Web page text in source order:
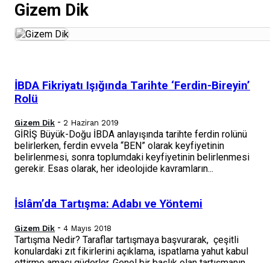
Gizem Dik
İBDA Fikriyatı Işığında Tarihte ‘Ferdin-Bireyin’
Rolü
Gizem Dik - 2 Haziran 2019
GİRİŞ Büyük-Doğu İBDA anlayışında tarihte ferdin rolünü
belirlerken, ferdin evvela “BEN” olarak keyfiyetinin
belirlenmesi, sonra toplumdaki keyfiyetinin belirlenmesi
gerekir. Esas olarak, her ideolojide kavramların...
İslâm’da Tartışma: Adabı ve Yöntemi
Gizem Dik - 4 Mayıs 2018
Tartışma Nedir? Taraflar tartışmaya başvurarak, çeşitli
konulardaki zıt fikirlerini açıklama, ispatlama yahut kabul